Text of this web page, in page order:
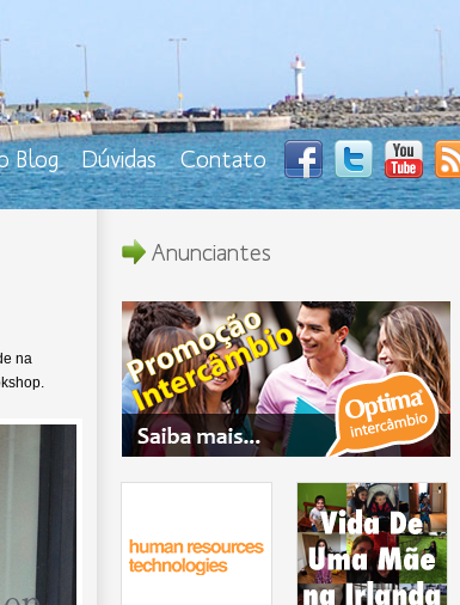
Blog Dúvidas Contato
na
Anunciantes